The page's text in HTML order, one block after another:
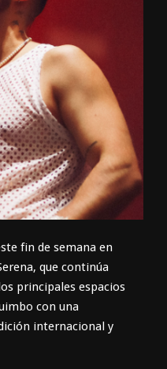
fin de semana en
que continúa
principales espacios
con una
internacional y